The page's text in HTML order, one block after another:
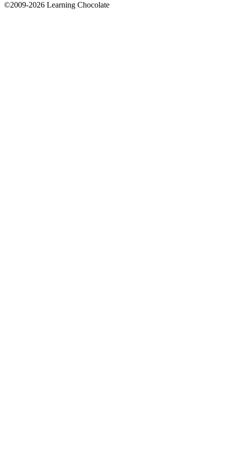
©2009-2026 Learning Chocolate